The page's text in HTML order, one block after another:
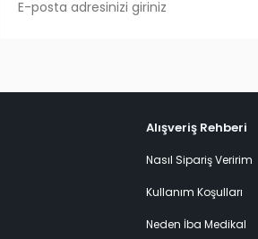
Alışveriş Rehberi
Nasıl Sipariş Veririm
Kullanım Koşulları
Neden İba Medikal